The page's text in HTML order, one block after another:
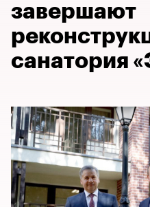
завершают
санатория